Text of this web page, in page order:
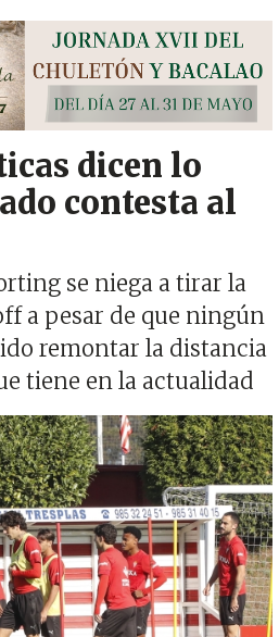
dicen lo
contesta al
se niega a tirar la
a pesar de que ningún
remontar la distancia
tiene en la actualidad